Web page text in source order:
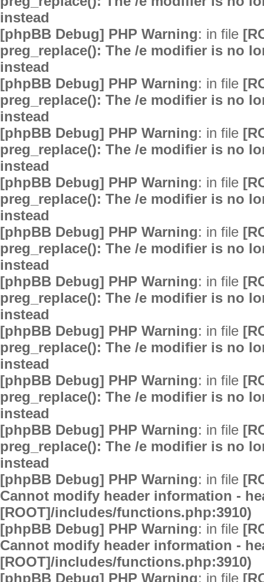
instead
[phpBB Debug] PHP Warning: in file
preg_replace(): The /e modifier is no
instead
[phpBB Debug] PHP Warning: in file
preg_replace(): The /e modifier is no
instead
[phpBB Debug] PHP Warning: in file
preg_replace(): The /e modifier is no
instead
[phpBB Debug] PHP Warning: in file
preg_replace(): The /e modifier is no
instead
[phpBB Debug] PHP Warning: in file
preg_replace(): The /e modifier is no
instead
[phpBB Debug] PHP Warning: in file
preg_replace(): The /e modifier is no
instead
[phpBB Debug] PHP Warning: in file
preg_replace(): The /e modifier is no
instead
[phpBB Debug] PHP Warning: in file
preg_replace(): The /e modifier is no
instead
[phpBB Debug] PHP Warning: in file
preg_replace(): The /e modifier is no
instead
[phpBB Debug] PHP Warning: in file
Cannot modify header information -
[ROOT]/includes/functions.php:3910)
[phpBB Debug] PHP Warning: in file
Cannot modify header information -
[ROOT]/includes/functions.php:3910)
[phpBB Debug] PHP Warning: in file